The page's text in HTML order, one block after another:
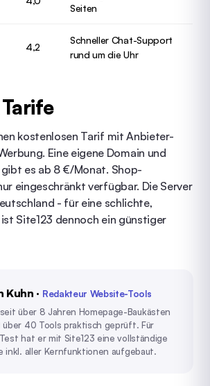
Seiten
4,2
Schneller Chat-Support
rund um die Uhr
kostenlosen Tarif mit Anbieter-
Eine eigene Domain und
es ab 8 €/Monat. Shop-
eingeschränkt verfügbar. Die Server
- für eine schlichte,
Site123 dennoch ein günstiger
Kuhn · Redakteur Website-Tools
über 8 Jahren Homepage-Baukästen
über 40 Tools praktisch geprüft. Für
hat er mit Site123 eine vollständige
inkl. aller Kernfunktionen aufgebaut.